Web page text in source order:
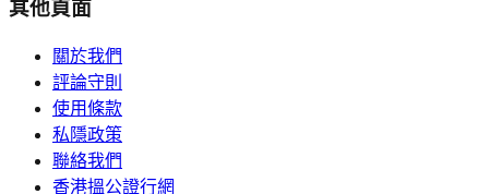
其他頁面
關於我們
評論守則
使用條款
私隱政策
聯絡我們
香港搵公證行網